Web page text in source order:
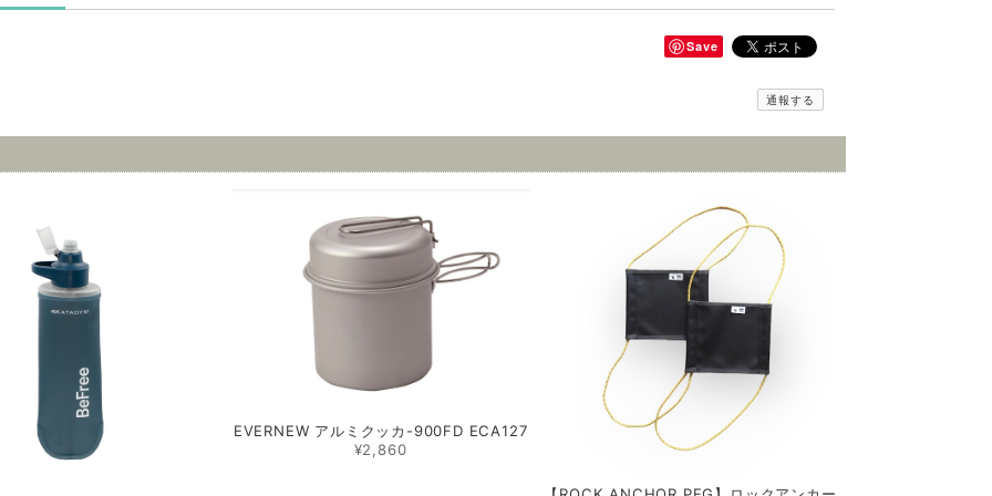
Save
通報する
EVERNEW アルミクッカ-900FD ECA127
¥2,860